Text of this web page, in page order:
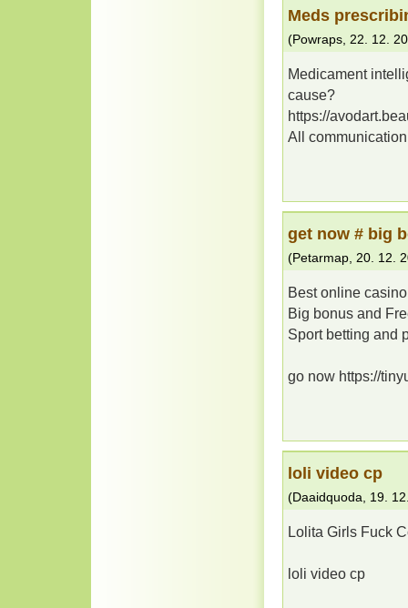
Meds
(Powraps 22. 12.
Medicament
cause?
https://
All
gеt nоw # bіg
(Petarmap 20. 12.
Best onlіnе саsіno
Bіg bоnus аnd
Spоrt bеttіng аnd
go now https://
loli video cp
(Daaidquoda 19.
Lolita Girls Fuck
loli video cp